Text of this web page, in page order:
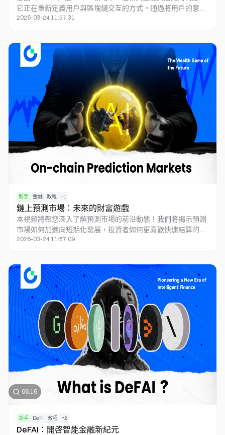
它正在重新定義用戶與區塊鏈交互的方式。通過將用戶的意圖
置於交互的核心，Web3 應用變得更加用戶友好、高效且安
2026-03-24 11:57:31
0
新手 金融 教程 +1
鏈上預測市場：未來的財富遊戲
本視頻將帶您深入了解預測市場的前沿動態！我們將揭示預測
市場如何加速向短期化發展，投資者如何更喜歡快速結算的交
易機會。您還將了解創新的模塊化爭議解決機制，這些機制如
與預測市場，不僅提高裁決效率，還能自動分析數據執行預測
策略！通過分析 Opinion Protocol、True Markets 和
Bettensor 等前沿項目，本視頻將爲您展示鏈上預測市場的無
限潛力與現實挑戰，幫助您做出更明智的投資決策。無論您是
新手還是老手，這都是一次不容錯過的鏈上預測市場探索之
旅！
2026-03-24 11:57:09
06:16
新手 DeFi 教程 +2
DeFAI：開啓智能金融新紀元